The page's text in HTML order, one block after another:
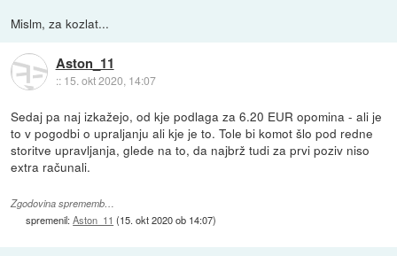
Mislm, za kozlat...
Aston_11
:: 15. okt 2020, 14:07
Sedaj pa naj izkažejo, od kje podlaga za 6.20 EUR opomina - ali je
to v pogodbi o upraljanju ali kje je to. Tole bi komot šlo pod redne
storitve upravljanja, glede na to, da najbrž tudi za prvi poziv niso
extra računali.
Zgodovina sprememb…
spremenil:Aston_11 (15. okt 2020 ob 14:07)